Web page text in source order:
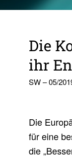
Die
ihr
SW – 05/
Die
für eine
die